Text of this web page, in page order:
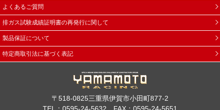
よくあるご質問
排ガス試験成績証明書の再発行に関して
製品保証について
特定商取引法に基づく表記
〒518-0825三重県伊賀市小田町877-2